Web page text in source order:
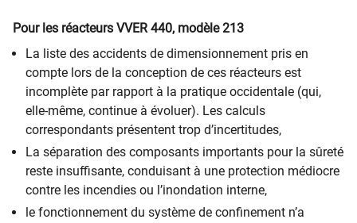
Pour les réacteurs VVER 440, modèle 213
La liste des accidents de dimensionnement pris en
compte lors de la conception de ces réacteurs est
incomplète par rapport à la pratique occidentale (qui,
elle-même, continue à évoluer). Les calculs
correspondants présentent trop d’incertitudes,
La séparation des composants importants pour la sûreté
reste insuffisante, conduisant à une protection médiocre
contre les incendies ou l’inondation interne,
le fonctionnement du système de confinement n’a